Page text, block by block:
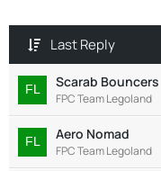
Last Reply
Scarab Bouncers
FPC Team Legoland
Aero Nomad
FPC Team Legoland